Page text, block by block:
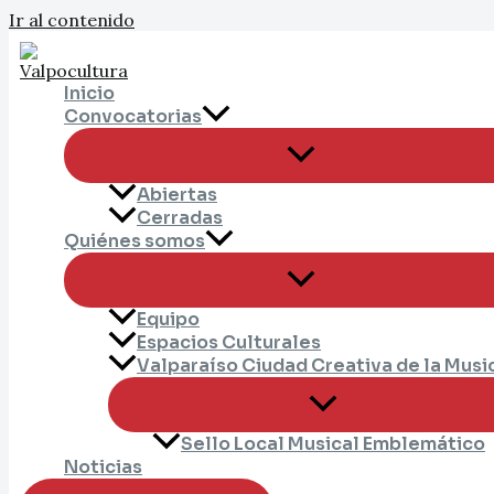
Ir al contenido
Inicio
Convocatorias
Abiertas
Cerradas
Quiénes somos
Equipo
Espacios Culturales
Valparaíso Ciudad Creativa de la
Sello Local Musical Emblemático
Noticias